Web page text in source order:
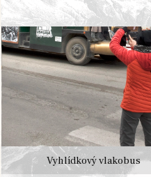
Vyhlídkový vlakobus